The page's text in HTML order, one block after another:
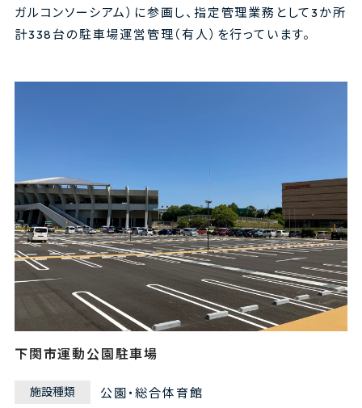
ガルコンソーシアム）に参画し、指定管理業務として3か所
計338台の駐車場運営管理（有人）を行っています。
下関市運動公園駐車場
施設種類 公園・総合体育館